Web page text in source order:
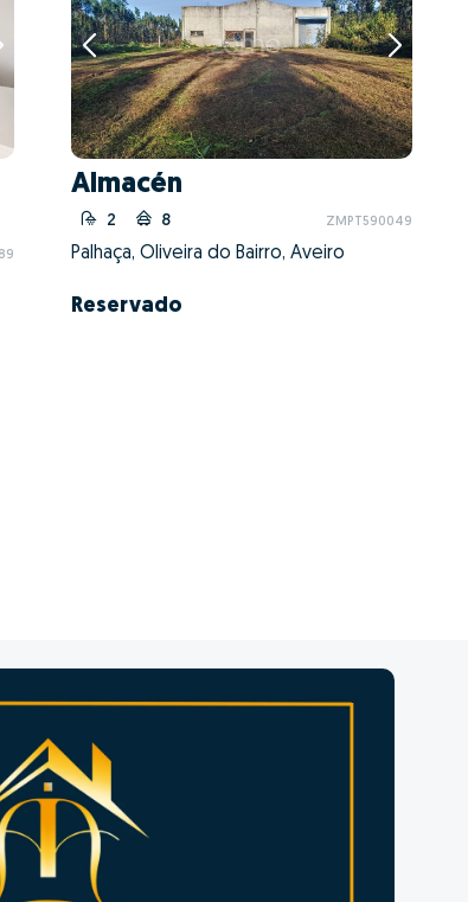
Almacén
2 8 ZMPT590049
Palhaça, Oliveira do Bairro, Aveiro
Reservado